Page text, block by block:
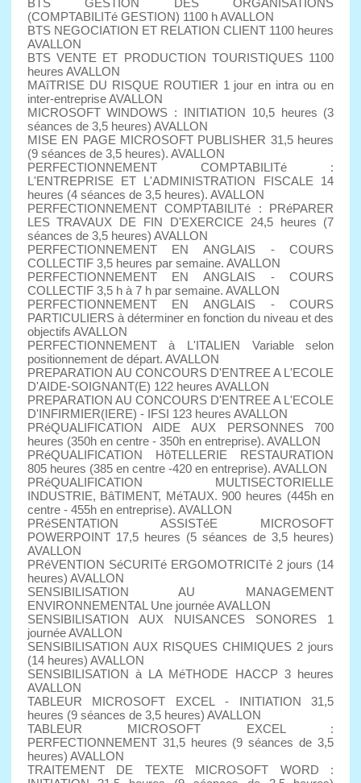
(COMPTABILITé GESTION) 1100 h AVALLON
BTS NEGOCIATION ET RELATION CLIENT 1100 heures
AVALLON
BTS VENTE ET PRODUCTION TOURISTIQUES 1100
heures AVALLON
MAîTRISE DU RISQUE ROUTIER 1 jour en intra ou en
inter-entreprise AVALLON
MICROSOFT WINDOWS : INITIATION 10,5 heures (3
séances de 3,5 heures) AVALLON
MISE EN PAGE MICROSOFT PUBLISHER 31,5 heures
(9 séances de 3,5 heures). AVALLON
PERFECTIONNEMENT COMPTABILITé :
L'ENTREPRISE ET L'ADMINISTRATION FISCALE 14
heures (4 séances de 3,5 heures). AVALLON
PERFECTIONNEMENT COMPTABILITé : PRéPARER
LES TRAVAUX DE FIN D'EXERCICE 24,5 heures (7
séances de 3,5 heures) AVALLON
PERFECTIONNEMENT EN ANGLAIS - COURS
COLLECTIF 3,5 heures par semaine. AVALLON
PERFECTIONNEMENT EN ANGLAIS - COURS
COLLECTIF 3,5 h à 7 h par semaine. AVALLON
PERFECTIONNEMENT EN ANGLAIS - COURS
PARTICULIERS à déterminer en fonction du niveau et des
objectifs AVALLON
PERFECTIONNEMENT à L'ITALIEN Variable selon
positionnement de départ. AVALLON
PREPARATION AU CONCOURS D'ENTREE A L'ECOLE
D'AIDE-SOIGNANT(E) 122 heures AVALLON
PREPARATION AU CONCOURS D'ENTREE A L'ECOLE
D'INFIRMIER(IERE) - IFSI 123 heures AVALLON
PRéQUALIFICATION AIDE AUX PERSONNES 700
heures (350h en centre - 350h en entreprise). AVALLON
PRéQUALIFICATION HôTELLERIE RESTAURATION
805 heures (385 en centre -420 en entreprise). AVALLON
PRéQUALIFICATION MULTISECTORIELLE
INDUSTRIE, BâTIMENT, MéTAUX. 900 heures (445h en
centre - 455h en entreprise). AVALLON
PRéSENTATION ASSISTéE MICROSOFT
POWERPOINT 17,5 heures (5 séances de 3,5 heures)
AVALLON
PRéVENTION SéCURITé ERGOMOTRICITé 2 jours (14
heures) AVALLON
SENSIBILISATION AU MANAGEMENT
ENVIRONNEMENTAL Une journée AVALLON
SENSIBILISATION AUX NUISANCES SONORES 1
journée AVALLON
SENSIBILISATION AUX RISQUES CHIMIQUES 2 jours
(14 heures) AVALLON
SENSIBILISATION à LA MéTHODE HACCP 3 heures
AVALLON
TABLEUR MICROSOFT EXCEL - INITIATION 31,5
heures (9 séances de 3,5 heures) AVALLON
TABLEUR MICROSOFT EXCEL :
PERFECTIONNEMENT 31,5 heures (9 séances de 3,5
heures) AVALLON
TRAITEMENT DE TEXTE MICROSOFT WORD :